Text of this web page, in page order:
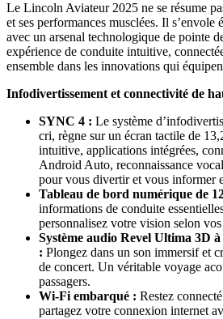
Le Lincoln Aviateur 2025 ne se résume
et ses performances musclées. Il s’envole
avec un arsenal technologique de pointe
expérience de conduite intuitive,
ensemble dans les innovations qui
Infodivertissement et connectivité de
SYNC 4 : Le système
cri, règne sur un écran tactile de
intuitive, applications intégrées,
Android Auto, reconnaissance
pour vous divertir et vous informer
Tableau de bord numérique de
informations de conduite
personnalisez votre vision selon vos
Système audio Revel Ultima 3D
: Plongez dans un son immersif et
de concert. Un véritable voyage
passagers.
Wi-Fi embarqué : Restez
partagez votre connexion internet